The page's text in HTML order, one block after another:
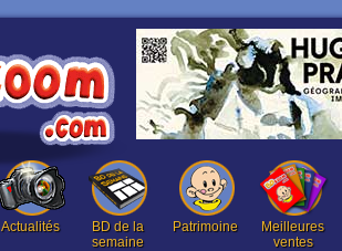
Actualités
BD de la
semaine
Patrimoine
Meilleures
ventes